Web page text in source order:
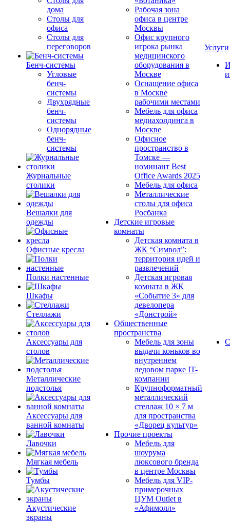
дома
Столы для
офиса
Столы для
переговоров
Бенч-системы
Угловые
бенч-
системы
Двухрядные
бенч-
системы
Однорядные
бенч-
системы
Журнальные
столики
Вешалки для
одежды
Офисные кресла
Полки настенные
Шкафы
Стеллажи
Аксессуары для
столов
Металлические
подстолья
Аксессуары для
ванной комнаты
Лавочки
Мягкая мебель
Тумбы
Акустические
экраны
Рабочая зона
офиса в центре
Москвы
Офис крупного
игрока рынка
медицинского
оборудования в
Москве
Оснащение офиса
в Москве
рабочими местами
Мебель для офиса
медиахолдинга в
Москве
Офисное
пространство в
Томске —
номинант Best
Office Awards 2025
Мебель для офиса
Металлические
столы для офиса
Росбанка
Детские игровые
комнаты
Детская комната в
ЖК “Символ”:
территория идей и
развлечений
Детская игровая
комната в ЖК
«Событие 3» для
девелопера
«Донстрой»
Общественные
пространства
Мебель для зоны
выдачи коньков во
внутреннем
ледовом парке IT-
компании
Крупноформатный
металлический
стеллаж 10 × 7 м
для пространства
«Дворец культур»
Прочие проекты
Мебель для
шоурума
люксового бренда
в центре Москвы
Мебель для VIP-
примерочных
ЦУМ Outlet в
«Афимолл»
Услуги